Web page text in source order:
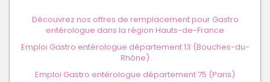
Découvrez nos offres de remplacement pour Gastro
entérologue dans la région Hauts-de-France
Emploi Gastro entérologue département 13 (Bouches-du-
Rhône)
Emploi Gastro entérologue département 75 (Paris)